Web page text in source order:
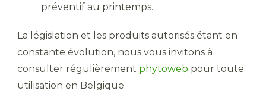
préventif au printemps.
La législation et les produits autorisés étant en
constante évolution, nous vous invitons à
consulter régulièrement phytoweb pour toute
utilisation en Belgique.